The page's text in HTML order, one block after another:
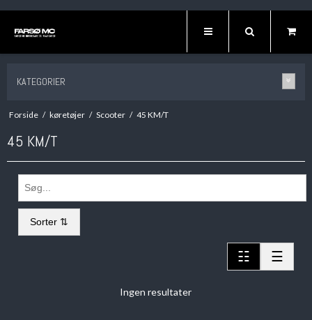
KATEGORIER
Forside / køretøjer / Scooter / 45 KM/T
45 KM/T
Sorter ⇅
☰
☷
Ingen resultater